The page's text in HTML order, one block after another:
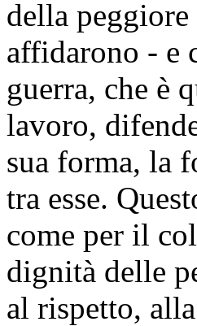
della
affidarono - e
guerra, che è
lavoro,
sua forma, la
tra esse.
come per il
dignità delle
al rispetto,